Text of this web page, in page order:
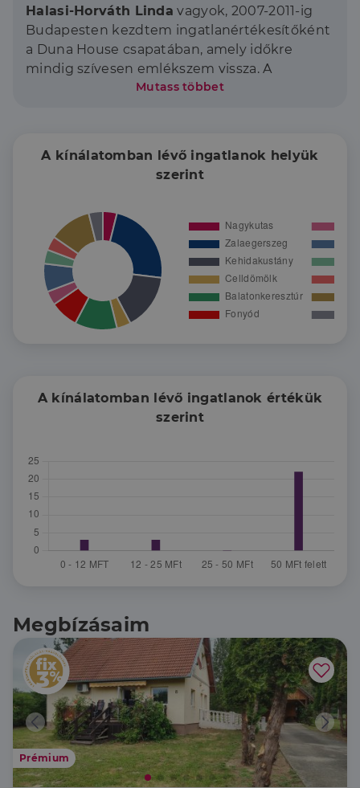
Halasi-Horváth Linda vagyok, 2007-2011-ig
Budapesten kezdtem ingatlanértékesítőként
a Duna House csapatában, amely időkre
mindig szívesen emlékszem vissza. A
folyamatosan változó ingatlanpiacot
Egy értékesítési folyamatban rengeteg
dologra figyelni kell. Én arra törekszem, hogy
legoptimálisabb
adják/vegyék otthonukat.Ez a munkám.
Jelenleg a ZalaegerszegiDuna Houseiroda
tagja vagyok, és továbbra is a
legfontosabbnak azt tartom, hogy a rám
bízott feladatot maximálisan teljesítsem, az
Bízd rám te is ingatlanod eladását!
Mutass többet
A kínálatomban lévő ingatlanok helyük
szerint
A kínálatomban lévő ingatlanok értékük
szerint
Megbízásaim
Prémium